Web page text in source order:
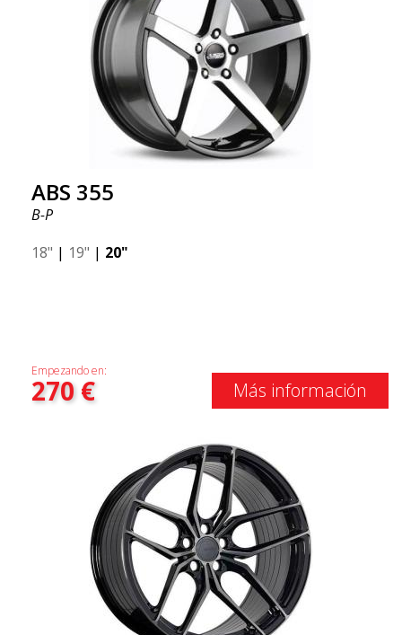
ABS 355
B-P
18" | 19" | 20"
Empezando en:
270€ Más información